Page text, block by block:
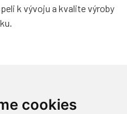
cookies
k vývoju a kvalite výroby